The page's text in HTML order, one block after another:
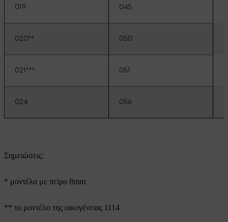
019 045
020** 050
021*** 051
024 056
Σημειώσεις:
* μοντέλο με πείρο 8mm
** το μοντέλο της οικογένειας 1114